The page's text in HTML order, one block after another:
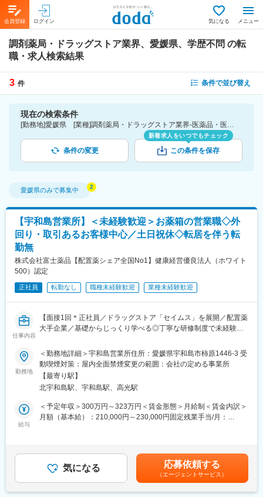
会員登録 ログイン 気になる メニュー
調剤薬局・ドラッグストア業界、愛媛県、学歴不問 の転
職・求人検索結果
3 件 条件で並び替え
現在の検索条件
[勤務地]愛媛県 [業種]調剤薬局・ドラッグストア業界-医薬品・医療機器・ライフサイエンス・医療系サービス [こだわり条件ピックアップ]学歴不問 [詳細条件](募集・採用情報)学歴不問
条件の変更
新着求人をいつでもチェック
この条件を保存
愛媛県のみで募集中
【宇和島営業所】＜未経験歓迎＞お薬箱の営業職◇外
回り・取引あるお客様中心／土日祝休◇転居を伴う転
勤無
株式会社富士薬品【配置薬シェア全国No1】健康経営優良法人（ホワイト
500）認定
正社員 転勤なし 職種未経験歓迎 業種未経験歓迎
仕事内容
【面接1回＊正社員／ドラッグストア「セイムス」を展開／配置薬
大手企業／基礎からじっくり学べる◎丁寧な研修制度で未経験の
■職務内容：
担当エリアのお客様（個人宅や企業）へ訪問し、配置薬（お薬
箱）や健康食品の提案をお任せします。
※既に、取引のあるお客様先を訪問するスタイルです。
＜仕事の流れ＞
たり20～30分程度）
勤務地
＜勤務地詳細＞宇和島営業所住所：愛媛県宇和島市柿原1446-3 受
動喫煙対策：屋内全面禁煙変更の範囲：会社の定める事業所
【最寄り駅】
北宇和島駅、宇和島駅、高光駅
給与
＜予定年収＞300万円～323万円＜賃金形態＞月給制＜賃金内訳＞
月額（基本給）：210,000円～230,000円固定残業手当/月：
年収は当社規定に基づき、年齢や経験に応じて決定します。・昇
給：年1回（4月）＜モデル給与＞※入社3年目平均基本給＋各種手
当＋業績連動給→総支給月額344,141円※業績連動給：月の予算達
成や売り上げに対して支払われます。賃金はあくまでも目安の金
気になる 応募依頼する
（エージェントサービス）